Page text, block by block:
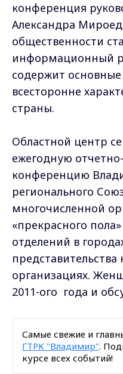
конференция
Александра
общественности
информационный
содержит
всесторонне
страны.
Областной центр
ежегодную
конференцию
регионального
многочисленной
«прекрасного
отделений в
организациях.
2011-ого года и
Самые свежие и
ГТРК "Владимир".
курсе всех событий!